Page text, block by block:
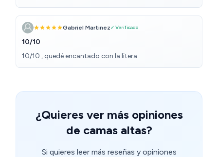
muy amable respecto a las dudas que tenía. Ambas
empresas de transportes cumplieron con el objetivo y
los repartidores también fueron amables. Hay que decir
que los paquetes pueden tardar un día o dos días de
más.
Gabriel Martinez✓ Verificado
10/10
10/10 , quedé encantado con la litera
¿Quieres ver más opiniones
de camas altas?
Si quieres leer más reseñas y opiniones